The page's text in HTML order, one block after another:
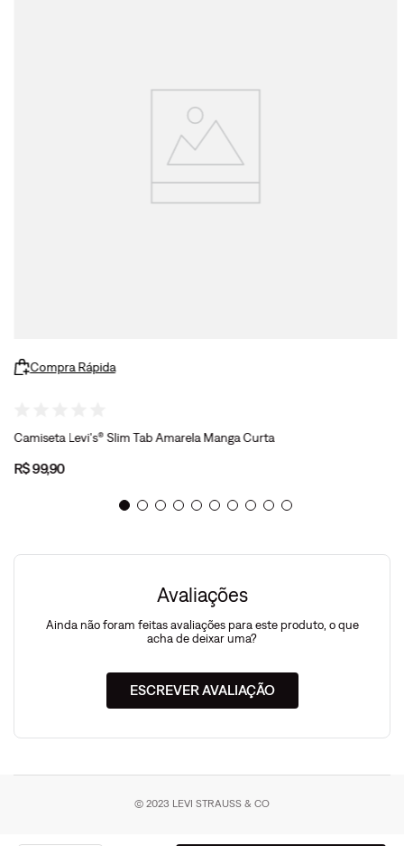
Compra Rápida
Camiseta Levi's® Slim Tab Amarela Manga Curta
R$99,90
Avaliações
Ainda não foram feitas avaliações para este produto, o que
acha de deixar uma?
ESCREVER AVALIAÇÃO
© 2023 LEVI STRAUSS & CO